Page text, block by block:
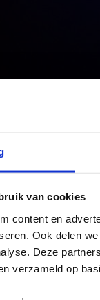
van cookies
content en
Ook delen
Deze
verzameld op